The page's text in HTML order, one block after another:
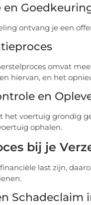
en
ontvang je een
omvat
hiervan, en het
en
het voertuig grondig
ophalen.
bij je
last zijn,
Schadeclaim